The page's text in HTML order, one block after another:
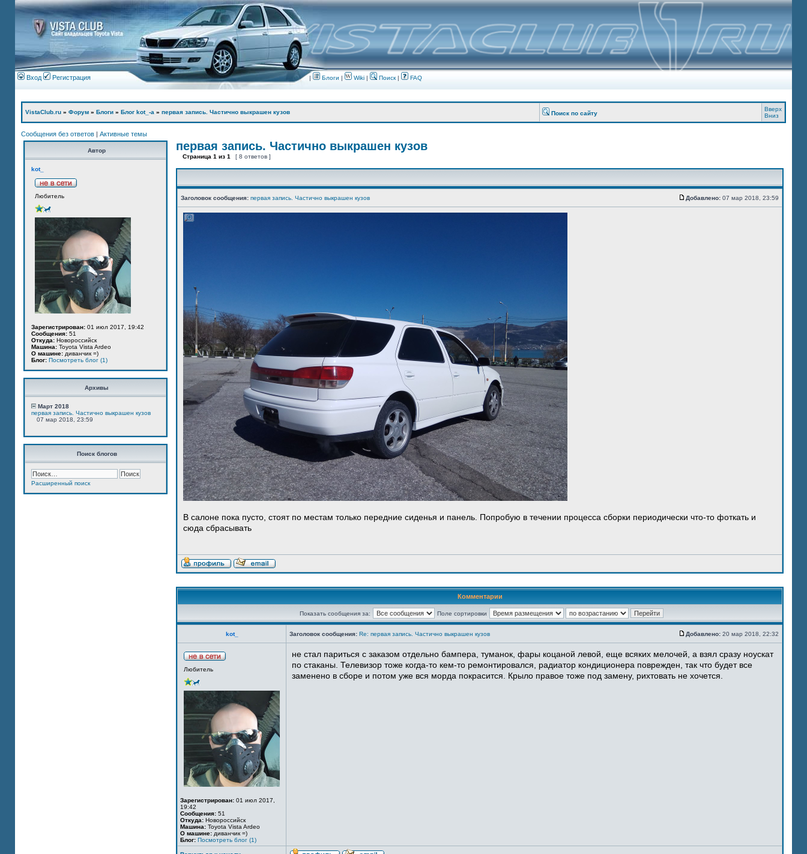
Вход Регистрация | Блоги | Wiki | Поиск| FAQ
VistaClub.ru » Форум » Блоги » Блог kot_-а » первая запись. Частично выкрашен кузов Поиск по сайту
Вверх
Вниз
Сообщения без ответов | Активные темы
Автор
kot_
Любитель
Зарегистрирован: 01 июл 2017, 19:42
Сообщения: 51
Откуда: Новороссийск
Машина: Toyota Vista Ardeo
О машине: диванчик =)
Блог: Посмотреть блог (1)
Архивы
Март 2018
первая запись. Частично выкрашен кузов
07 мар 2018, 23:59
Поиск блогов
Расширенный поиск
первая запись. Частично выкрашен кузов
Страница 1 из 1 [ 8 ответов ]
Заголовок сообщения: первая запись. Частично выкрашен кузов Добавлено: 07 мар 2018, 23:59
В салоне пока пусто, стоят по местам только передние сиденья и панель. Попробую в течении процесса сборки периодически что-то фоткать и
сюда сбрасывать
Комментарии
Показать сообщения за: Поле сортировки
kot_ Заголовок сообщения: Re: первая запись. Частично выкрашен кузов Добавлено: 20 мар 2018, 22:32
Любитель
Зарегистрирован: 01 июл 2017,
19:42
Сообщения: 51
Откуда: Новороссийск
Машина: Toyota Vista Ardeo
О машине: диванчик =)
Блог: Посмотреть блог (1)
не стал париться с заказом отдельно бампера, туманок, фары коцаной левой, еще всяких мелочей, а взял сразу ноускат
по стаканы. Телевизор тоже когда-то кем-то ремонтировался, радиатор кондиционера поврежден, так что будет все
заменено в сборе и потом уже вся морда покрасится. Крыло правое тоже под замену, рихтовать не хочется.